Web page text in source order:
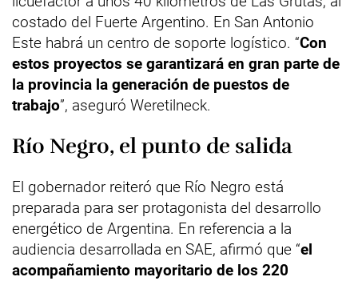
costado del Fuerte Argentino. En San Antonio
Este habrá un centro de soporte logístico. “Con
estos proyectos se garantizará en gran parte de
la provincia la generación de puestos de
trabajo”, aseguró Weretilneck.
Río Negro, el punto de salida
El gobernador reiteró que Río Negro está
preparada para ser protagonista del desarrollo
energético de Argentina. En referencia a la
audiencia desarrollada en SAE, afirmó que “el
acompañamiento mayoritario de los 220